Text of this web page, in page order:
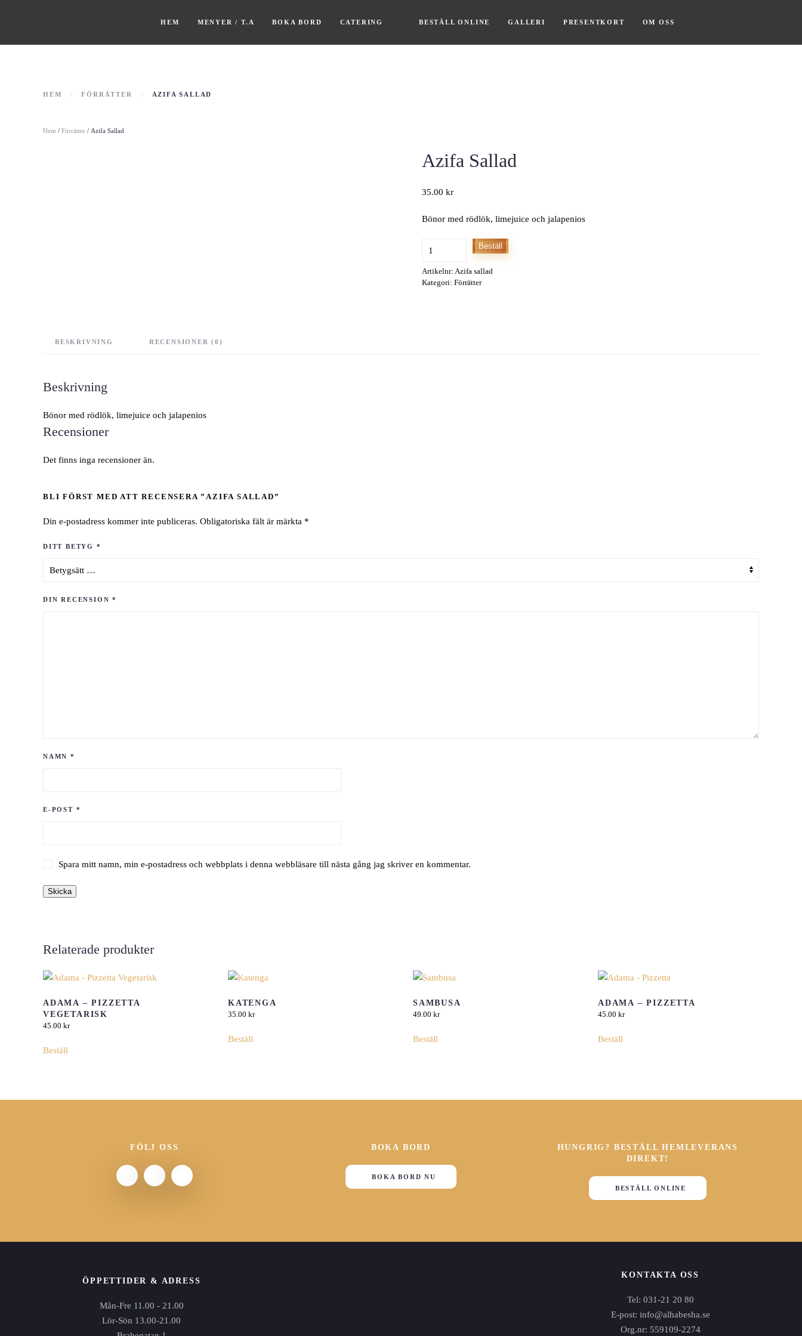
HEM MENYER / T.A BOKA BORD CATERING BESTÄLL ONLINE GALLERI PRESENTKORT OM OSS
HEM FÖRRÄTTER AZIFA SALLAD
Hem / Förrätter / Azifa Sallad
Azifa Sallad
35.00 kr
Bönor med rödlök, limejuice och jalapenios
mängd
Beställ
Artikelnr: Azifa sallad
Kategori: Förrätter
BESKRIVNING RECENSIONER (0)
Beskrivning
Bönor med rödlök, limejuice och jalapenios
Recensioner
Det finns inga recensioner än.
BLI FÖRST MED ATT RECENSERA ”AZIFA SALLAD”
Din e-postadress kommer inte publiceras. Obligatoriska fält är märkta *
DITT BETYG *
DIN RECENSION*
NAMN *
E-POST *
Spara mitt namn, min e-postadress och webbplats i denna webbläsare till nästa gång jag skriver en kommentar.
Relaterade produkter
ADAMA – PIZZETTA
VEGETARISK
45.00 kr
Beställ
KATENGA
35.00 kr
Beställ
SAMBUSA
49.00 kr
Beställ
ADAMA – PIZZETTA
45.00 kr
Beställ
FÖLJ OSS BOKA BORD
BOKA BORD NU
HUNGRIG? BESTÄLL HEMLEVERANS
DIREKT!
BESTÄLL ONLINE
ÖPPETTIDER & ADRESS
Mån-Fre 11.00 - 21.00
Lör-Sön 13.00-21.00
KONTAKTA OSS
Tel: 031-21 20 80
E-post: info@alhabesha.se
Org.nr: 559109-2274